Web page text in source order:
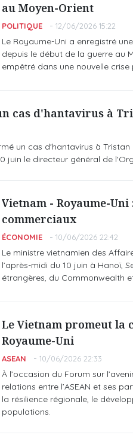
au Moyen-Orient
POLITIQUE 12/06/2026 15:22
Le Royaume-Uni a enregistré
depuis le début de la guerre au
empêtré dans une nouvelle crise
cas d'hantavirus à
un cas d'hantavirus à
juin le directeur général de
Vietnam - Royaume-
commerciaux
ÉCONOMIE 10/06/2026 22:42
Le ministre vietnamien des
l’après-midi du 10 juin à Hanoï,
étrangères, du Commonwealth
Le Vietnam promeut la
Royaume-Uni
ASEAN 10/06/2026 22:33
À l’occasion du Forum sur
relations entre l’ASEAN et ses
la résilience régionale, le
populations.